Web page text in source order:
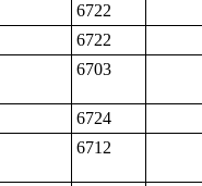
6722
6722
6703
6724
6712